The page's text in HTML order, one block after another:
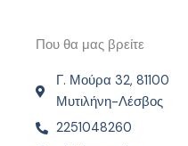
Που θα μας βρείτε
Γ. Μούρα 32, 81100
Μυτιλήνη-Λέσβος
2251048260